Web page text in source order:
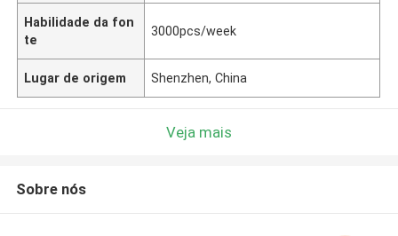
Habilidade da fon
te
3000pcs/week
Lugar de origem Shenzhen, China
Veja mais
Sobre nós